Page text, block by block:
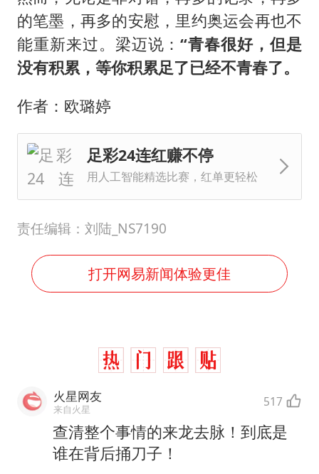
的笔墨，再多的安慰，里约奥运会再也不
能重新来过。梁迈说：“青春很好，但是
没有积累，等你积累足了已经不青春了。
作者：欧璐婷
足彩24连红赚不停
用人工智能精选比赛，红单更轻松
责任编辑：刘陆_NS7190
打开网易新闻体验更佳
火星网友
来自火星 517
查清整个事情的来龙去脉！到底是
谁在背后捅刀子！